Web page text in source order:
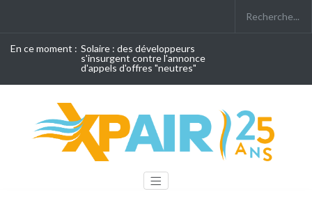
En ce moment : Solaire : des développeurs
s'insurgent contre l'annonce
d'appels d'offres "neutres"